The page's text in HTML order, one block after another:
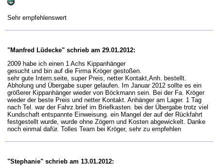
Sehr empfehlenswert
"Manfred Lüdecke" schrieb am 29.01.2012:
2009 habe ich einen 1 Achs Kippanhänger
gesucht und bin auf die Firma Kröger gestoßen.
sehr gute Intern.seite, super Preis, netter Kontakt,Anh. bestellt.
Abholung und Übergabe super gelaufen. Im Januar 2012 sollte es ein
größerer Kippanhänger wieder von Böckmann sein. Bei der Fa. Kröger
wieder der beste Preis und netter Kontakt. Anhänger am Lager. 1 Tag
nach Tel. war der Fahrz.brief im Briefkasten. bei der Übergabe trotz viel
Kundschaft entspannte Einweisung. ein Mangel der auf der Rückfahrt
festgestellt wurde, wurde ohne Zögern und Kosten abgewickelt. Danke
noch einmal dafür. Tolles Team bei Kröger, sehr zu empfehlen
"Stephanie" schrieb am 13.01.2012: